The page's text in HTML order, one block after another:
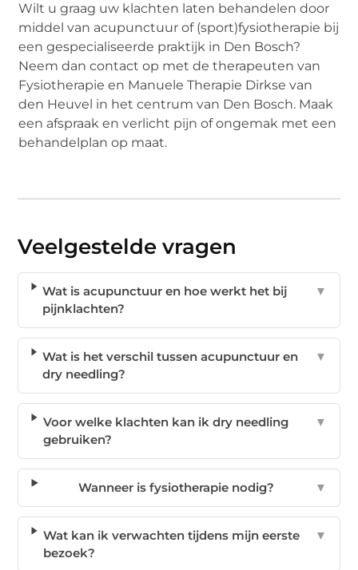
Wilt u graag uw klachten laten behandelen door
middel van acupunctuur of (sport)fysiotherapie bij
een gespecialiseerde praktijk in Den Bosch?
Neem dan contact op met de therapeuten van
Fysiotherapie en Manuele Therapie Dirkse van
den Heuvel in het centrum van Den Bosch. Maak
een afspraak en verlicht pijn of ongemak met een
behandelplan op maat.
Veelgestelde vragen
Wat is acupunctuur en hoe werkt het bij
pijnklachten?
▼
Wat is het verschil tussen acupunctuur en
dry needling?
▼
Voor welke klachten kan ik dry needling
gebruiken?
▼
Wanneer is fysiotherapie nodig? ▼
Wat kan ik verwachten tijdens mijn eerste
bezoek?
▼